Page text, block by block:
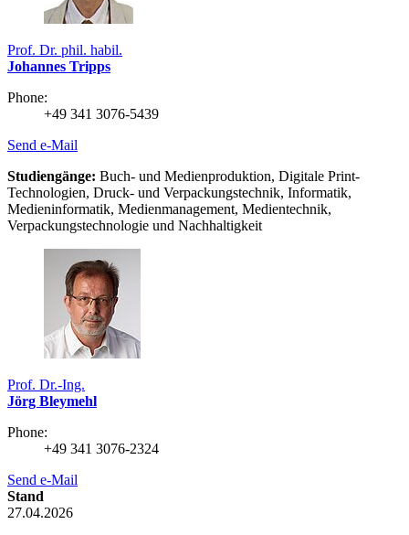
Prof. Dr. phil. habil.
Johannes Tripps
Phone:
+49 341 3076-5439
Send e-Mail
Studiengänge: Buch- und Medienproduktion, Digitale Print-
Technologien, Druck- und Verpackungstechnik, Informatik,
Medieninformatik, Medienmanagement, Medientechnik,
Verpackungstechnologie und Nachhaltigkeit
Prof. Dr.-Ing.
Jörg Bleymehl
Phone:
+49 341 3076-2324
Send e-Mail
Stand
27.04.2026